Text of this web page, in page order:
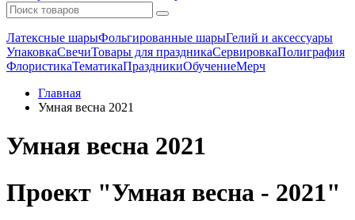
Латексные шарыФольгированные шарыГелий и аксессуары
УпаковкаСвечиТовары для праздникаСервировкаПолиграфия
ФлористикаТематикаПраздникиОбучениеМерч
Главная
Умная весна 2021
Умная весна 2021
Проект "Умная весна - 2021"